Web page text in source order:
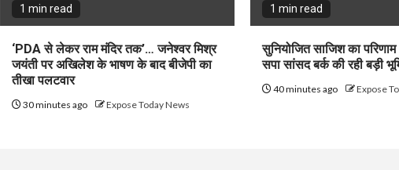
1 min read
‘PDA से लेकर राम मंदिर तक’… जनेश्वर मिश्र
जयंती पर अखिलेश के भाषण के बाद बीजेपी का
तीखा पलटवार
30 minutes ago Expose Today News
1 min read
सुनियोजित साजिश का
सपा सांसद बर्क की रही बड़ी
40 minutes ago Expose